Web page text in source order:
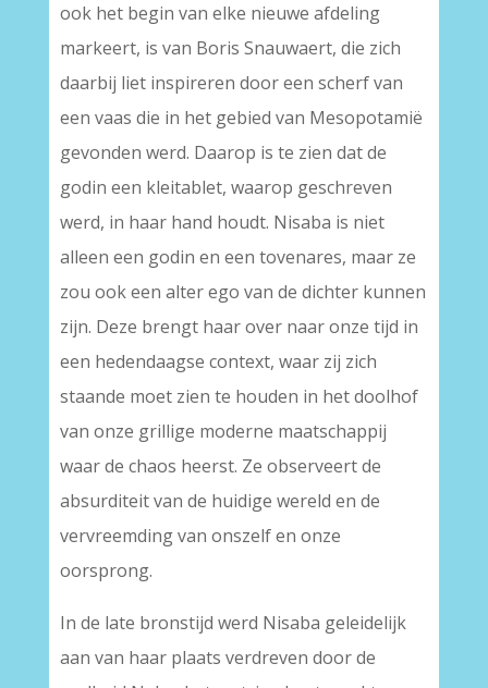
ook het begin van elke nieuwe afdeling
markeert, is van Boris Snauwaert, die zich
daarbij liet inspireren door een scherf van
een vaas die in het gebied van Mesopotamië
gevonden werd. Daarop is te zien dat de
godin een kleitablet, waarop geschreven
werd, in haar hand houdt. Nisaba is niet
alleen een godin en een tovenares, maar ze
zou ook een alter ego van de dichter kunnen
zijn. Deze brengt haar over naar onze tijd in
een hedendaagse context, waar zij zich
staande moet zien te houden in het doolhof
van onze grillige moderne maatschappij
waar de chaos heerst. Ze observeert de
absurditeit van de huidige wereld en de
vervreemding van onszelf en onze
oorsprong.
In de late bronstijd werd Nisaba geleidelijk
aan van haar plaats verdreven door de